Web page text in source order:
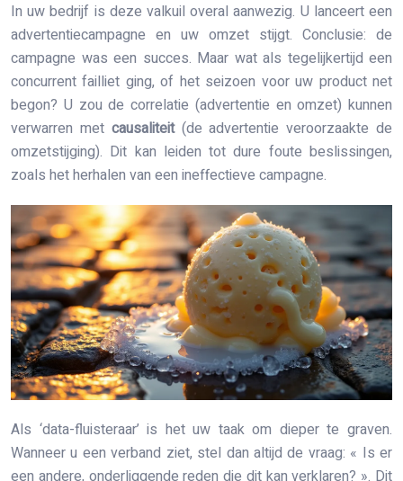
In uw bedrijf is deze valkuil overal aanwezig. U lanceert een
advertentiecampagne en uw omzet stijgt. Conclusie: de
campagne was een succes. Maar wat als tegelijkertijd een
concurrent failliet ging, of het seizoen voor uw product net
begon? U zou de correlatie (advertentie en omzet) kunnen
verwarren met causaliteit(de advertentie veroorzaakte de
omzetstijging). Dit kan leiden tot dure foute beslissingen,
zoals het herhalen van een ineffectieve campagne.
Als ‘data-fluisteraar’ is het uw taak om dieper te graven.
Wanneer u een verband ziet, stel dan altijd de vraag: « Is er